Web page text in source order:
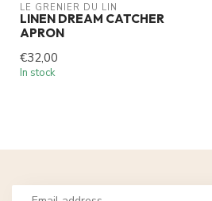
LE GRENIER DU LIN
LINEN DREAM CATCHER
APRON
€32,00
In stock